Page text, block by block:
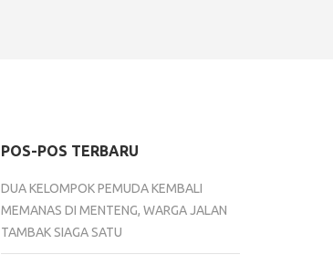
POS-POS TERBARU
DUA KELOMPOK PEMUDA KEMBALI
MEMANAS DI MENTENG, WARGA JALAN
TAMBAK SIAGA SATU